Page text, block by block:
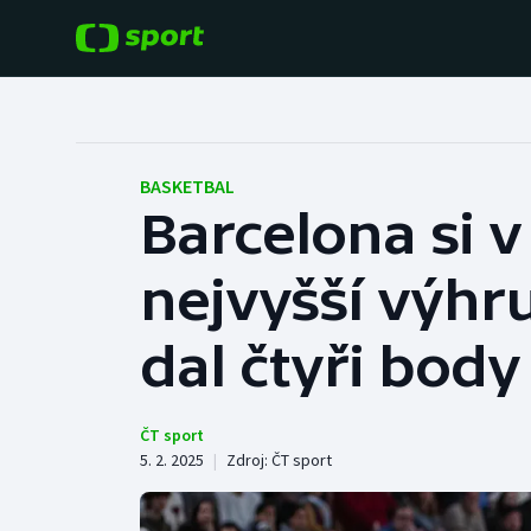
Hokej
Tenis
Atletika
Baseball a softbal
Basketbal
Biatlon
BASKETBAL
Barcelona si
nejvyšší
dal čtyři body
ČT sport
5. 2. 2025 | Zdroj: ČT sport